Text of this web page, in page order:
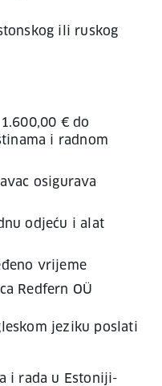
ili ruskog
€ do
i radnom
osigurava
odjeću i alat
vrijeme
Redfern OÜ
jeziku poslati
i rada u Estoniji-